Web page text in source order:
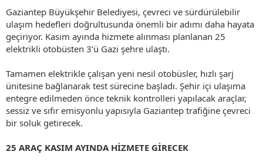
Gaziantep Büyükşehir Belediyesi, çevreci ve sürdürülebilir
ulaşım hedefleri doğrultusunda önemli bir adımı daha hayata
geçiriyor. Kasım ayında hizmete alınması planlanan 25
elektrikli otobüsten 3’ü Gazi şehre ulaştı.
Tamamen elektrikle çalışan yeni nesil otobüsler, hızlı şarj
ünitesine bağlanarak test sürecine başladı. Şehir içi ulaşıma
entegre edilmeden önce teknik kontrolleri yapılacak araçlar,
sessiz ve sıfır emisyonlu yapısıyla Gaziantep trafiğine çevreci
bir soluk getirecek.
25 ARAÇ KASIM AYINDA HİZMETE GİRECEK